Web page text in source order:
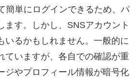
簡単にログインできるため、パ
す。しかし、SNSアカウント
いるかもしれません。一般的に
ていますが、各自での確認が重
ジやプロフィール情報が暗号化